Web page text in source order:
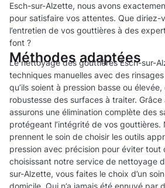
Esch-sur-Alzette, nous avons
pour satisfaire vos attentes. Que diriez-
l’entretien de vos gouttières à des
font ?
Méthodes adaptées
Le nettoyage des gouttières Esch-sur-
techniques manuelles avec des
qu’ils soient à pression basse ou
robustesse des surfaces à traiter.
assurons une élimination complète des
protégeant l’intégrité de vos gouttières.
prennent le soin de choisir les outils
pression avec précision pour éviter tout
choisissant notre service de nettoyage
sur-Alzette, vous faites le choix d’un